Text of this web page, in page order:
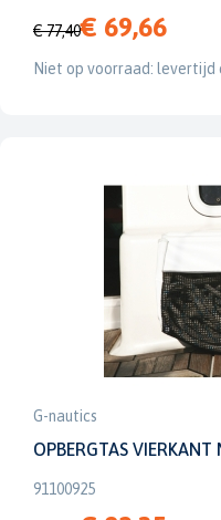
€ 77,40€ 69,66
Niet op voorraad: levertijd
G-nautics
OPBERGTAS VIERKANT
91100925